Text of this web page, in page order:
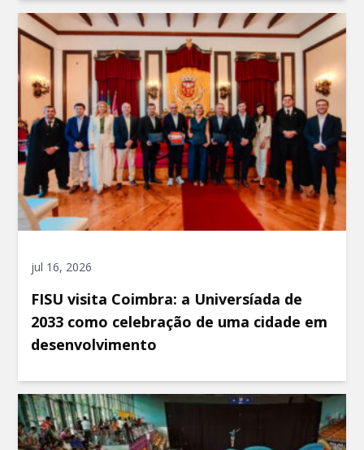
jul 16, 2026
FISU visita Coimbra: a Universíada de
2033 como celebração de uma cidade em
desenvolvimento